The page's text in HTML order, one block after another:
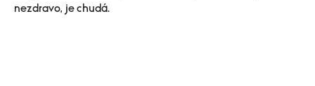
nezdravo, je chudá.